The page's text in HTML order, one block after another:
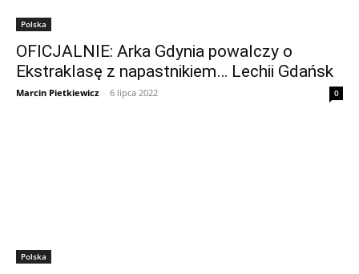
Polska
OFICJALNIE: Arka Gdynia powalczy o
Ekstraklasę z napastnikiem… Lechii Gdańsk
Marcin Pietkiewicz - 6 lipca 2022 0
Polska